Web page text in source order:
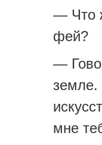
— Что
фей?
—
земле.
мне